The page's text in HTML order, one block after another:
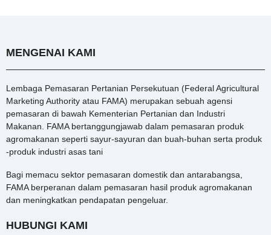
MENGENAI KAMI
Lembaga Pemasaran Pertanian Persekutuan (Federal Agricultural
Marketing Authority atau FAMA) merupakan sebuah agensi
pemasaran di bawah Kementerian Pertanian dan Industri
Makanan. FAMA bertanggungjawab dalam pemasaran produk
agromakanan seperti sayur-sayuran dan buah-buhan serta produk
-produk industri asas tani
Bagi memacu sektor pemasaran domestik dan antarabangsa,
FAMA berperanan dalam pemasaran hasil produk agromakanan
dan meningkatkan pendapatan pengeluar.
HUBUNGI KAMI